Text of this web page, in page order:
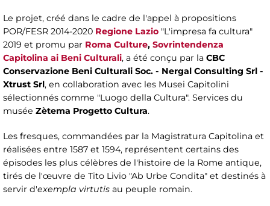
Le projet, créé dans le cadre de l'appel à propositions
POR/FESR 2014-2020 Regione Lazio "L'impresa fa cultura"
2019 et promu par Roma Culture, Sovrintendenza
Capitolina ai Beni Culturali, a été conçu par la CBC
Conservazione Beni Culturali Soc. - Nergal Consulting Srl -
Xtrust Srl, en collaboration avec les Musei Capitolini
sélectionnés comme "Luogo della Cultura". Services du
musée Zètema Progetto Cultura.
Les fresques, commandées par la Magistratura Capitolina et
réalisées entre 1587 et 1594, représentent certains des
épisodes les plus célèbres de l'histoire de la Rome antique,
tirés de l'œuvre de Tito Livio "Ab Urbe Condita" et destinés à
servir d'exempla virtutis au peuple romain.